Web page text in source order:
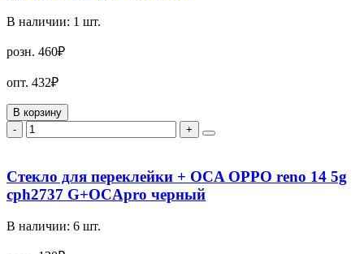
В наличии: 1 шт.
розн. 460₽
опт. 432₽
В корзину
-
+
Стекло для переклейки + OCA OPPO reno 14 5g
cph2737 G+OCApro черный
В наличии: 6 шт.